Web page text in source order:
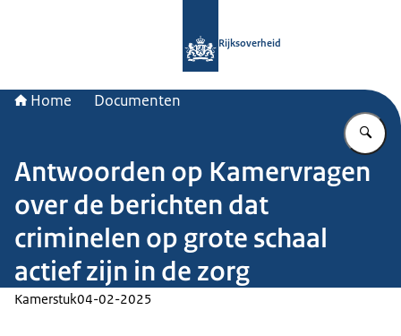
Rijksoverheid
Home Documenten
Antwoorden op Kamervragen
over de berichten dat
criminelen op grote schaal
actief zijn in de zorg
Kamerstuk04-02-2025